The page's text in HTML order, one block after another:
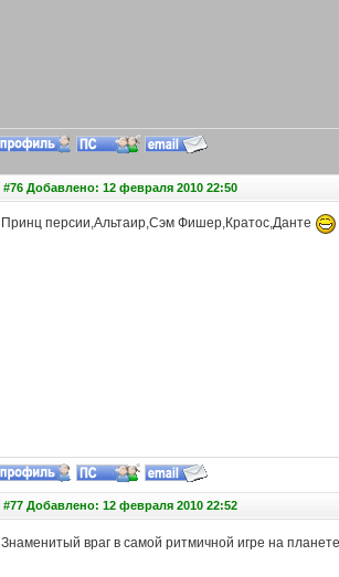
#76 Добавлено: 12 февраля 2010 22:50
Принц персии,Альтаир,Сэм Фишер,Кратос,Данте
#77 Добавлено: 12 февраля 2010 22:52
Знаменитый враг в самой ритмичной игре на